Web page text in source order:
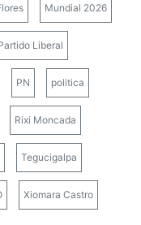
Mundial 2026
Liberal
PN politica
Rixi Moncada
Tegucigalpa
Xiomara Castro